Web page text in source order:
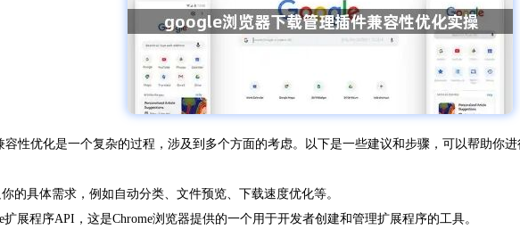
容性优化是一个复杂的过程，涉及到多个方面的考虑。以下是一些建议和步骤，可以帮助你
的具体需求，例如自动分类、文件预览、下载速度优化等。
展程序API，这是Chrome浏览器提供的一个用于开发者创建和管理扩展程序的工具。